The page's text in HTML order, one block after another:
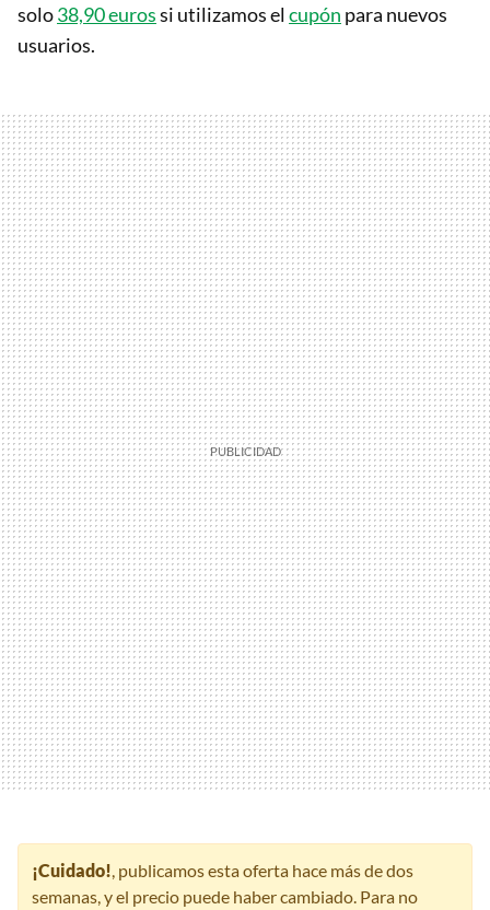
solo38,90 eurossi utilizamos el cupón para nuevos
usuarios.
¡Cuidado! , publicamos esta oferta hace más de dos
semanas, y el precio puede haber cambiado. Para no